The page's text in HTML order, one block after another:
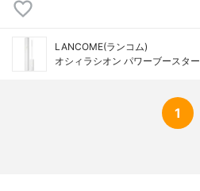
LANCOME(ランコム)
オシィラシオン パワーブースター
1